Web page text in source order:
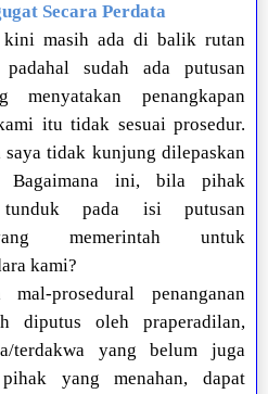
Secara Perdata
kini masih ada di balik rutan
sudah ada putusan
menyatakan penangkapan
itu tidak sesuai prosedur.
saya tidak kunjung dilepaskan
Bagaimana ini, bila pihak
pada isi putusan
memerintah untuk
kami?
mal-prosedural penanganan
diputus oleh praperadilan,
terdakwa yang belum juga
yang menahan, dapat